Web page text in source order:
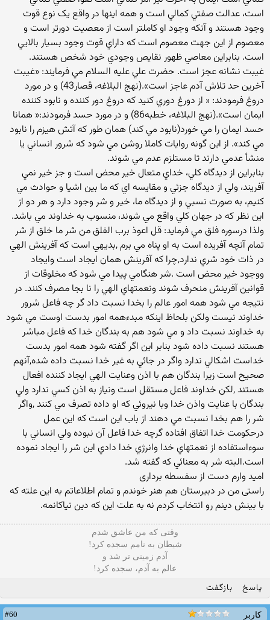
است، عدالت صفتي کمالي است و همه اينها در واقع يک نوع قوت
وجود هستند و آنکه وجود او کاملتر است از معصيت دورتر است و
معصوم از اين جهت معصوم است که داراي قوت وجود بسيار بالايي
است. بنابراين معاصي ظهور نقايص وجودي خود شخص هستند.
غيبت نشانه عجز است. حضرت علي عليه السلام مي فرمايند: «غيبت
آخرين حد تلاش آدم عاجز است».(نهج البلاغه، قصار43) و در مورد
دروغ فرمودند: « از دورغ دوري کنيد که دروغ دور کننده و نابود کننده
ايمان است».(نهج البلاغه، خطبه86) و در مورد حسد فرمودند:« همانا
حسد ايمان را مي خورد(نابود مي کند) همان طور که آتش هيزم را نابود
مي کند». از اين گونه روايات کاملا روشن مي شود که شرور انساني يا
منشأ عدمي دارند تا مستلزم عدم مي شوند.
بنابراين از ديدگاه كلي، خداي متعال خير محض است و جز خير نمي
آفريند، ولي از ديدگاه جزئي و مقايسه اي كه ما بين اشيا و حوادث مي
كنيم، به صورت نسبي و از ديدگاه ما، خير و شر وجود دارد و هر دو از
اين نظر كه در جهان كلي واقع مي شوند، منسوب به خداوند مي باشد.
ولذا درسوره فلق مي فرمايد: قل اعوذ برب الفلق من شر ما خلق از شر
تمام آنچه آفريده است به او پناه مي برم ,بديهي است که آفرينش الهي
در ذات خود شري ندارد,چرا که آفرينش همان ايجاد است وايجاد
ووجود خير محض است .شر هنگامي پيدا مي شود که مخلوقات از
قوانين آفرينش منحرف شوند ونعمتهاي الهي را نا بجا مصرف کنند. در
نتيجه مي شود همه امور عالم را بخدا نسبت داد گر چه فاعل شرور
خداوند نيست ولکن بلحاظ اينکه مبدءهمه امور بدست اوست مي شود
به خداوند نسبت داد و مي شود هم به بندگان خدا که فاعل مباشر
هستند نسبت داده شود بنابر اين اگر گفته شود همه امور بدست
خداست اشکالي ندارد واگر در جائي به غير خدا نسبت داده شده,آنهم
صحيح است زيرا بندگان هم با اذن وعنايت الهي ايجاد کننده افعال
هستند ,لکن خداوند فاعل مستقل است ونياز به اذن کسي ندارد ولي
بندگان با عنايت واذن خدا وبا نيروئي که او داده تصرف مي کنند ,واگر
شر را هم بخدا نسبت مي دهند از باب اين است که اين عمل
درحکومت خدا اتفاق افتاده گرچه خدا فاعل آن نبوده ولي انساني با
سوءاستفاده از نعمتهاي خدا وانرژي خدا دادي اين شر را ايجاد نموده
است.البته شر به معنائي که گفته شد.
امید وارم دست از سفسطه برداری
راستی من در دبیرستان هم هنر خوندم و تمام اطلاعاتم به این علته که
با بینش دینم رو انتخاب کردم نه به علت این که دین نیاکانمه.
وقتی که من عاشق شدم
شیطان به نامم سجده کرد!
آدم زمینی تر شد و
عالم به آدم، سجده کرد!
پاسخ بازگفت
کاربر
#60